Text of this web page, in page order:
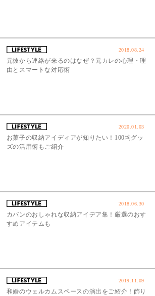
2018.08.24
元彼から連絡が来るのはなぜ？元カレの心理・理
由とスマートな対応術
2020.01.03
お菓子の収納アイディアが知りたい！100均グッ
ズの活用術もご紹介
2018.06.30
カバンのおしゃれな収納アイデア集！厳選のおす
すめアイテムも
2019.11.09
和婚のウェルカムスペースの演出をご紹介！飾り